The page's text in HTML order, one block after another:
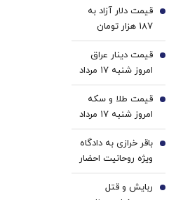
قیمت دلار و یورو
قیمت دلار آزاد به
187 هزار تومان
رسید
3
قیمت دینار عراق
امروز شنبه ۱۷ مرداد
1405/ افزایش
قیمت دینار
4
قیمت طلا و سکه
امروز شنبه ۱۷ مرداد
۱۴۰۵/افزایش
قیمت طلا و سکه
5
باقر خرازی به دادگاه
ویژه روحانیت احضار
شد/ جهانگیر: اگر در
دادگاه حضور پیدا
6
ربایش و قتل
7